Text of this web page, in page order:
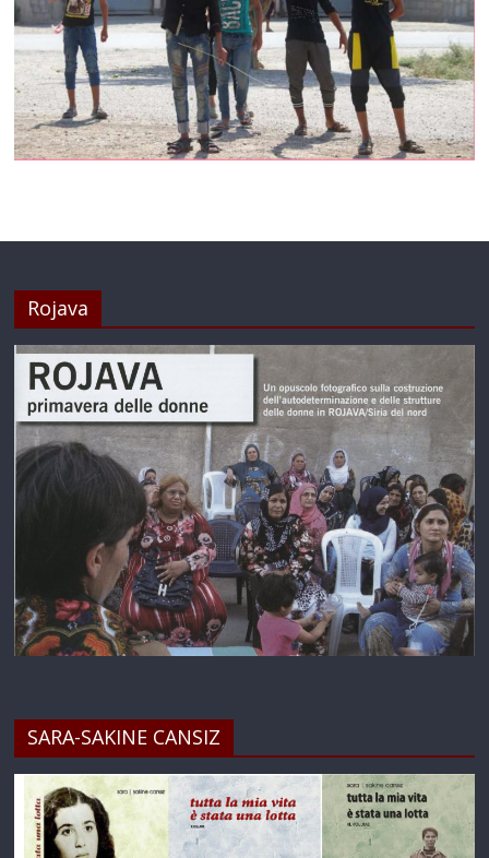
Rojava
SARA-SAKINE CANSIZ